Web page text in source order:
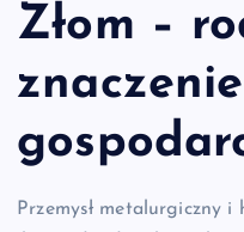
Złom –
Przemysł metalurgiczny